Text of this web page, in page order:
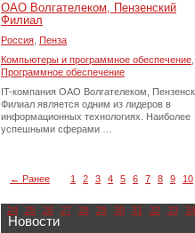
ОАО Волгателеком, Пензенский
Филиал
Россия Пенза
Компьютеры и программное обеспечение
Программное обеспечение
IT-компания ОАО Волгателеком,
Филиал является одним из лидеров в
информационных технологиях. Наиболее
успешными сферами …
← Ранее 1 2 3 4 5 6 7 8 9 10
24 25 26 27 28 29 30 31 32 33 34
Новости